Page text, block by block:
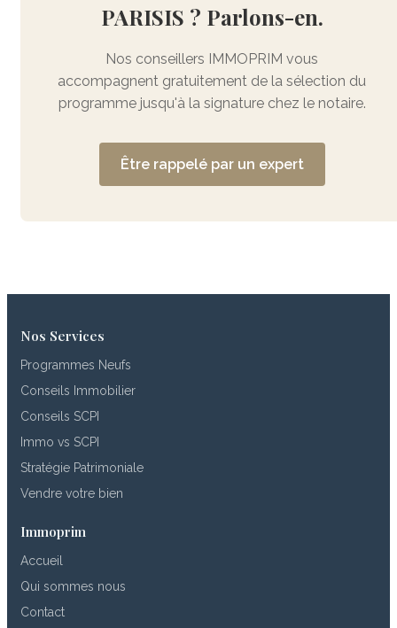
PARISIS ? Parlons-en.
Nos conseillers IMMOPRIM vous
accompagnent gratuitement de la sélection du
programme jusqu'à la signature chez le notaire.
Être rappelé par un expert
Nos Services
Programmes Neufs
Conseils Immobilier
Conseils SCPI
Immo vs SCPI
Stratégie Patrimoniale
Vendre votre bien
Immoprim
Accueil
Qui sommes nous
Contact